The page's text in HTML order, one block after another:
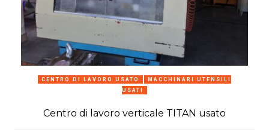
CENTRO DI LAVORO USATO
MACCHINARI UTENSILI
USATI
Centro di lavoro verticale TITAN usato